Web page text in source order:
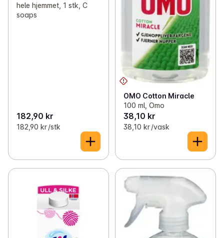
hele hjemmet, 1 stk, C
soaps
182,90 kr
182,90 kr /stk
OMO Cotton Miracle
100 ml, Omo
38,10 kr
38,10 kr /vask